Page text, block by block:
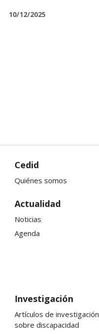
10/12/2025
Cedid
Quiénes somos
Actualidad
Noticias
Agenda
Investigación
Artículos de investigación
sobre discapacidad